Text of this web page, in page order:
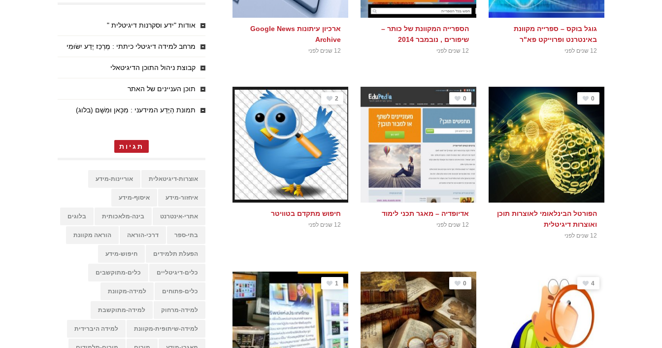
גוגל בוקס – ספרייה מקוונת
באינטרנט ופרוייקט פא"ר
12 שנים לפני
הספרייה המקוונת של כותר –
שיפורים , נובמבר 2014
12 שנים לפני
ארכיון עיתונות Google News
Archive
12 שנים לפני
0
הפורטל הבינלאומי לאוצרות תוכן
ואוצרות דיגיטלית
12 שנים לפני
0
אדיופדיה – מאגר תכני לימוד
12 שנים לפני
2
חיפוש מתקדם בטוויטר
12 שנים לפני
4
0
1
אודות "ידע וסקרנות דיגיטלית "
מרחב למידה דיגיטלי כיתתי : מֶרְכַּז יֶדַע יִשּׂוּמִי
קבוצת ניהול התוכן הדיגיטאלי
תוכן העניינים של האתר
תמונת הַיֶּדַע המידעני : מִכָּאן וּמִשָּׁם (בלוג)
תגיות
אוצרות-דיגיטאלית אוריינות-מידע
איחזור-מידע איסוף-מידע
אתרי-אינטרנט בינה-מלאכותית בלוגים
בתי-ספר דרכי-הוראה הוראה מקוונת
הפעלת תלמידים חיפוש-מידע
כלים-דיגיטליים כלים-מתוקשבים
כלים-פתוחים למידה-מקוונת
למידה-מרחוק למידה-מתוקשבת
למידה-שיתופית-מקוונת למידה היברידית